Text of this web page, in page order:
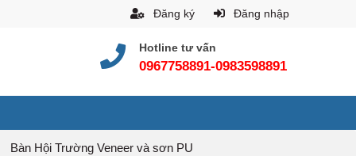
Đăng ký Đăng nhập
Hotline tư vấn
0967758891-0983598891
Bàn Hội Trường Veneer và sơn PU